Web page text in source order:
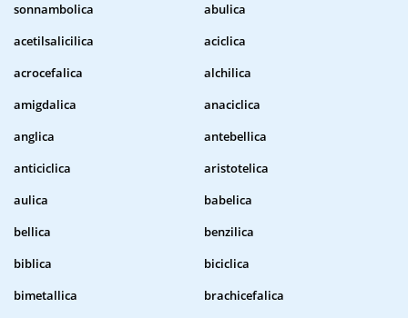
sonnambolica
abulica
acetilsalicilica
aciclica
acrocefalica
alchilica
amigdalica
anaciclica
anglica
antebellica
anticiclica
aristotelica
aulica
babelica
bellica
benzilica
biblica
biciclica
bimetallica
brachicefalica